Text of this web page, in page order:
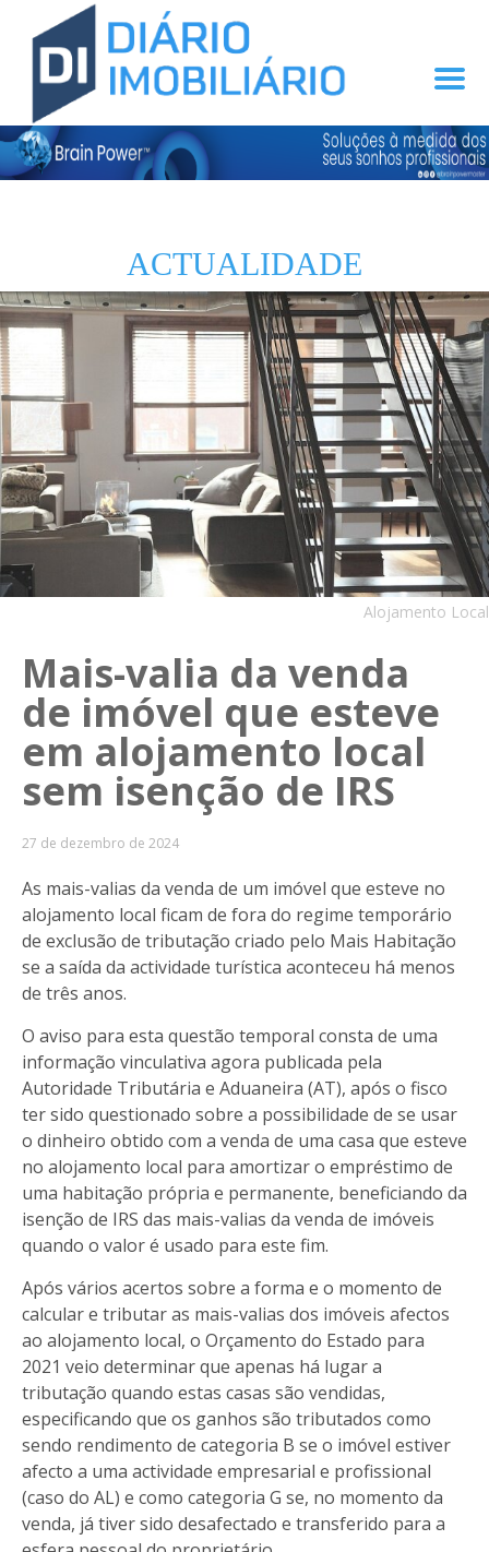
ACTUALIDADE
Alojamento Local
Mais-valia da venda
de imóvel que esteve
em alojamento local
sem isenção de IRS
27 de dezembro de 2024
As mais-valias da venda de um imóvel que esteve no
alojamento local ficam de fora do regime temporário
de exclusão de tributação criado pelo Mais Habitação
se a saída da actividade turística aconteceu há menos
de três anos.
O aviso para esta questão temporal consta de uma
informação vinculativa agora publicada pela
Autoridade Tributária e Aduaneira (AT), após o fisco
ter sido questionado sobre a possibilidade de se usar
o dinheiro obtido com a venda de uma casa que esteve
no alojamento local para amortizar o empréstimo de
uma habitação própria e permanente, beneficiando da
isenção de IRS das mais-valias da venda de imóveis
quando o valor é usado para este fim.
Após vários acertos sobre a forma e o momento de
calcular e tributar as mais-valias dos imóveis afectos
ao alojamento local, o Orçamento do Estado para
2021 veio determinar que apenas há lugar a
tributação quando estas casas são vendidas,
especificando que os ganhos são tributados como
sendo rendimento de categoria B se o imóvel estiver
afecto a uma actividade empresarial e profissional
(caso do AL) e como categoria G se, no momento da
venda, já tiver sido desafectado e transferido para a